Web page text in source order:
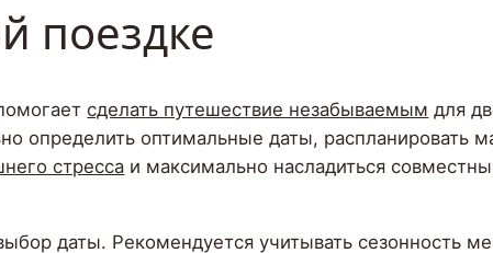
поездке
сделать путешествие незабываемым для
определить оптимальные даты, распланировать
стресса и максимально насладиться
даты. Рекомендуется учитывать сезонность